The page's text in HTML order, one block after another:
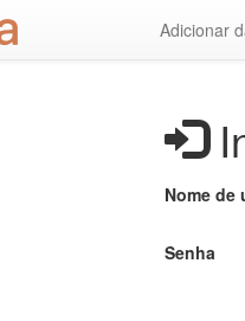
Adicionar
Nome de
Senha